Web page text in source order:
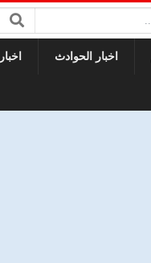
اخبار الحوادث